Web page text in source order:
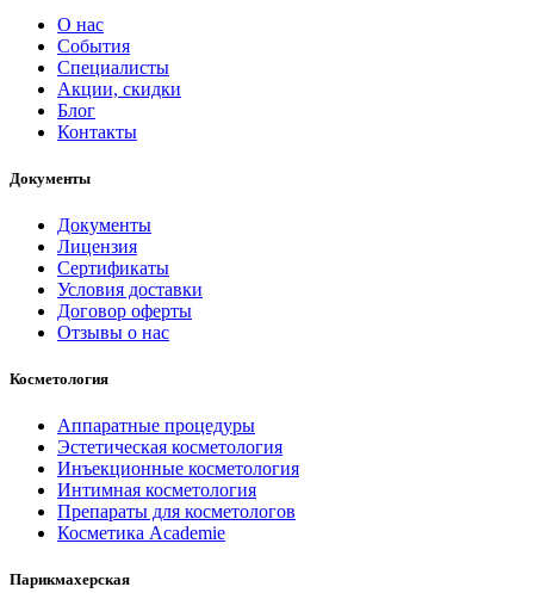
О нас
События
Специалисты
Акции, скидки
Блог
Контакты
Документы
Документы
Лицензия
Сертификаты
Условия доставки
Договор оферты
Отзывы о нас
Косметология
Аппаратные процедуры
Эстетическая косметология
Инъекционные косметология
Интимная косметология
Препараты для косметологов
Косметика Academie
Парикмахерская